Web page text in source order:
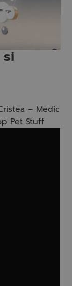
– Medic
Pet Stuff